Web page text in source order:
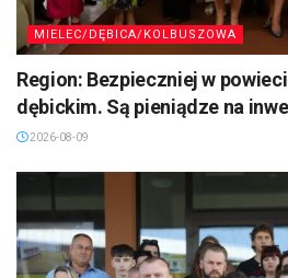
MIELEC/DĘBICA/KOLBUSZOWA
Region: Bezpieczniej w
dębickim. Są pieniądze na
2026-08-09